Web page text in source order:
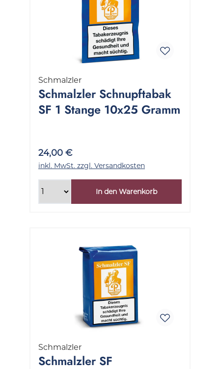
Schmalzler
Schmalzler Schnupftabak
SF 1 Stange 10x25 Gramm
24,00 €
inkl. MwSt. zzgl. Versandkosten
In den Warenkorb
Schmalzler
Schmalzler SF